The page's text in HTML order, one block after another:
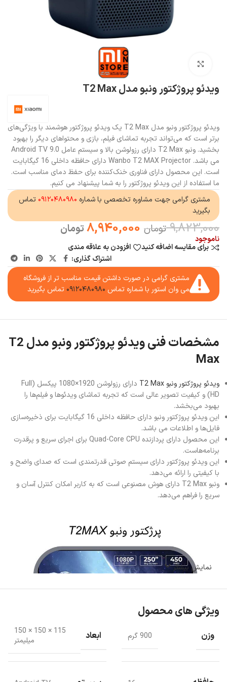
ویدئو پروژکتور ونبو مدل T2 Max
ویدئو پروژکتور ونبو مدل T2 Max یک ویدئو پروژکتور هوشمند با ویژگی‌های
برتر است که می‌تواند تجربه تماشای فیلم، بازی و محتواهای دیگر را بهبود
بخشید. ونبو T2 Max دارای رزولوشن بالا و سیستم عامل Android TV 9.0
می باشد. Wanbo T2 MAX Projector دارای حافظه داخلی 16 گیگابایت
است. این محصول دارای فناوری خنک‌کننده برای حفظ دمای مناسب است.
ما استفاده از این ویدئو پروژکتور را به شما پیشنهاد می کنیم.
مشتری گرامی جهت مشاوره تخصصی با شماره ۰۹۱۲۰۴۸۰۹۸۰ تماس
بگیرید
9,823,000 تومان 8,940,000 تومان
ناموجود
برای مقایسه اضافه کنید
افزودن به علاقه مندی
اشتراک گذاری:
مشتری گرامی در صورت داشتن قیمت مناسب تر از فروشگاه
می وان استور با شماره تماس ۰۹۱۲۰۴۸۰۹۸۰ تماس بگیرید
مشخصات فنی ویدئو پروژکتور ونبو مدل T2
Max
ویدئو پروژکتور ونبو T2 Max
دارای رزولوشن 1920×1080 پیکسل (Full
HD) و کیفیت تصویر عالی است که تجربه تماشای ویدئوها و فیلم‌ها را
بهبود می‌بخشد.
این ویدئو پروژکتور ونبو دارای حافظه داخلی 16 گیگابایت برای ذخیره‌سازی
فایل‌ها و اطلاعات می باشد.
این محصول دارای پردازنده Quad-Core CPU برای اجرای سریع و پرقدرت
برنامه‌هاست.
این ویدئو پروژکتور دارای سیستم صوتی قدرتمندی است که صدای واضح و
با کیفیتی را ارائه می‌دهد.
ونبو T2 Max دارای هوش مصنوعی است که به کاربر امکان کنترل آسان و
سریع را فراهم می‌دهد.
نمایش بیشتر
ویژگی های محصول
وزن 900 گرم ابعاد
115 × 150 × 150
میلیمتر